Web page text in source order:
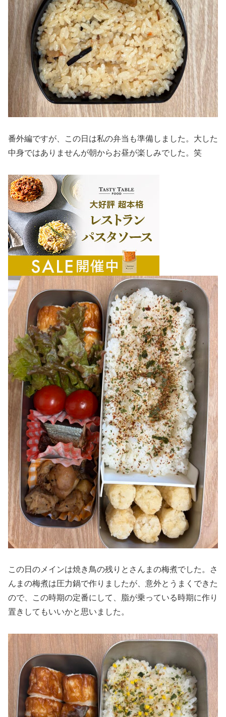
番外編ですが、この日は私の弁当も準備しました。大した
中身ではありませんが朝からお昼が楽しみでした。笑
この日のメインは焼き鳥の残りとさんまの梅煮でした。さ
んまの梅煮は圧力鍋で作りましたが、意外とうまくできた
ので、この時期の定番にして、脂が乗っている時期に作り
置きしてもいいかと思いました。